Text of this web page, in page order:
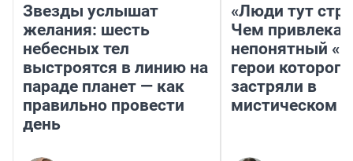
Звезды услышат
желания: шесть
небесных тел
выстроятся в линию на
параде планет — как
правильно провести
день
«Люди тут
Чем
непонятный
герои которого
застряли в
мистическом